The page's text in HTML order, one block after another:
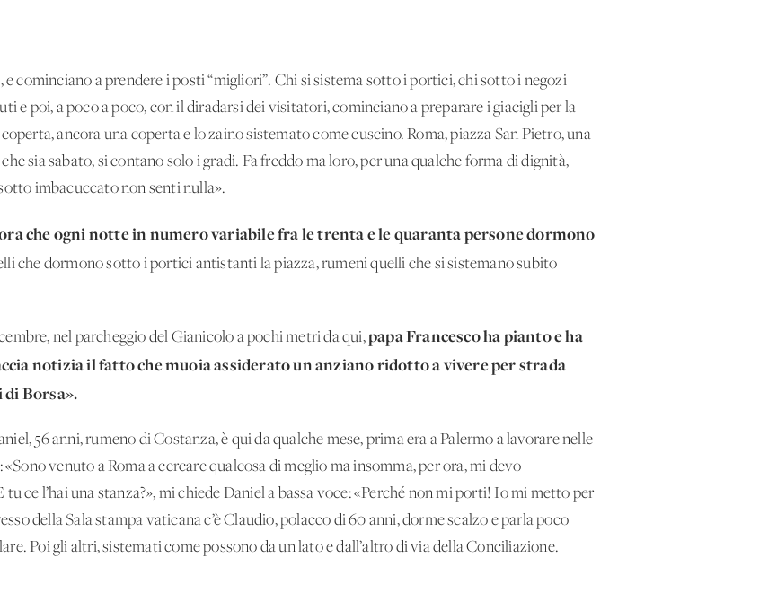
cominciano a prendere i posti “migliori”. Chi si sistema sotto i portici, chi sotto i negozi
e poi, a poco a poco, con il diradarsi dei visitatori, cominciano a preparare i giacigli per la
ancora una coperta e lo zaino sistemato come cuscino. Roma, piazza San Pietro, una
sia sabato, si contano solo i gradi. Fa freddo ma loro, per una qualche forma di dignità,
imbacuccato non senti nulla».
che ogni notte in numero variabile fra le trenta e le quaranta persone dormono
che dormono sotto i portici antistanti la piazza, rumeni quelli che si sistemano subito
nel parcheggio del Gianicolo a pochi metri da qui,papa Francesco ha pianto e ha
notizia il fatto che muoia assiderato un anziano ridotto a vivere per strada
Borsa».
56 anni, rumeno di Costanza, è qui da qualche mese, prima era a Palermo a lavorare nelle
venuto a Roma a cercare qualcosa di meglio ma insomma, per ora, mi devo
ce l’hai una stanza?», mi chiede Daniel a bassa voce: «Perché non mi porti! Io mi metto per
della Sala stampa vaticana c’è Claudio, polacco di 60 anni, dorme scalzo e parla poco
Poi gli altri, sistemati come possono da un lato e dall’altro di via della Conciliazione.